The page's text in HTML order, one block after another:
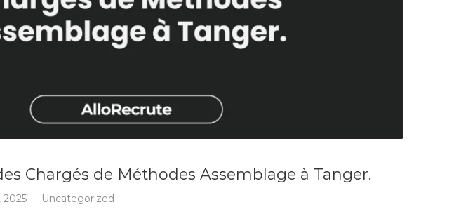
Chargés de Méthodes Assemblage à Tanger.
2025 Uncategorized